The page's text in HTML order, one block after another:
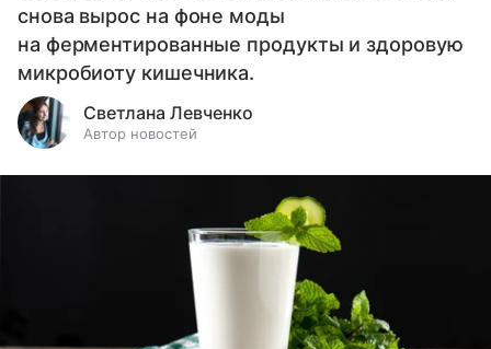
снова вырос на фоне моды
на ферментированные продукты и здоровую
микробиоту кишечника.
Светлана Левченко
Автор новостей